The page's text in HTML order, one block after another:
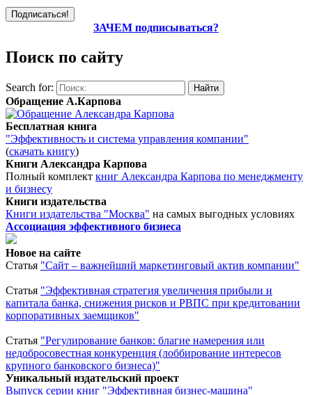
ЗАЧЕМ подписываться?
Поиск по сайту
Search for:
Обращение А.Карпова
Бесплатная книга
"Эффективность и система управления компании"
(скачать книгу)
Книги Александра Карпова
Полный комплект книг Александра Карпова по менеджменту
и бизнесу
Книги издательства
Книги издательства "Москва" на самых выгодных условиях
Ассоциация эффективного бизнеса
Новое на сайте
Статья "Сайт – важнейший маркетинговый актив компании"
Статья "Эффективная стратегия увеличения прибыли и
капитала банка, снижения рисков и РВПС при кредитовании
корпоративных заемщиков"
Статья "Регулирование банков: благие намерения или
недобросовестная конкуренция (лоббирование интересов
крупного банковского бизнеса)"
Уникальный издательский проект
Выпуск серии книг "Эффективная бизнес-машина"